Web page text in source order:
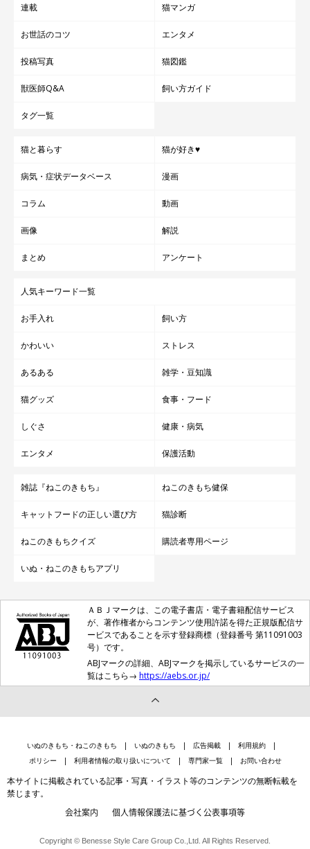
連載 猫マンガ
お世話のコツ エンタメ
投稿写真 猫図鑑
獣医師Q&A 飼い方ガイド
タグ一覧
猫と暮らす 猫が好き♥
病気・症状データベース 漫画
コラム 動画
画像 解説
まとめ アンケート
人気キーワード一覧
お手入れ 飼い方
かわいい ストレス
あるある 雑学・豆知識
猫グッズ 食事・フード
しぐさ 健康・病気
エンタメ 保護活動
雑誌『ねこのきもち』 ねこのきもち健保
キャットフードの正しい選び方 猫診断
ねこのきもちクイズ 購読者専用ページ
いぬ・ねこのきもちアプリ
ＡＢＪマークは、この電子書店・電子書籍配信サービス
が、著作権者からコンテンツ使用許諾を得た正規版配信サ
ービスであることを示す登録商標（登録番号 第11091003
号）です。
ABJマークの詳細、ABJマークを掲示しているサービスの一
覧はこちら→ https://aebs.or.jp/
いぬのきもち・ねこのきもち いぬのきもち 広告掲載
利用規約
ポリシー
利用者情報の取り扱いについて 専門家一覧 お問い合わせ
本サイトに掲載されている記事・写真・イラスト等のコンテンツの無断転載を
禁じます。
会社案内 個人情報保護法に基づく公表事項等
Copyright © Benesse Style Care Group Co.,Ltd. All Rights Reserved.